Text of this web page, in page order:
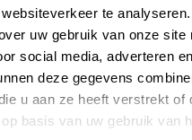
te
uw gebruik van onze site
social media, adverteren
deze gegevens
u aan ze heeft verstrekt of
basis van uw gebruik van
BEKIJK
DELEN OP FACEBOOK
DELEN OP X